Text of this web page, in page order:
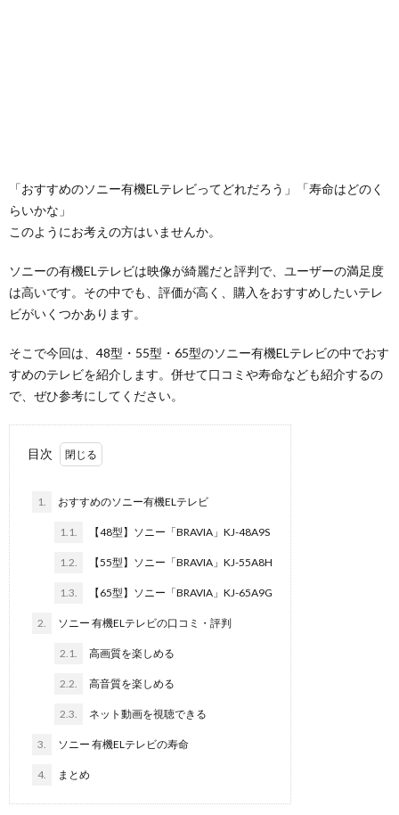
「おすすめのソニー有機ELテレビってどれだろう」「寿命はどのく
らいかな」
このようにお考えの方はいませんか。
ソニーの有機ELテレビは映像が綺麗だと評判で、ユーザーの満足度
は高いです。その中でも、評価が高く、購入をおすすめしたいテレ
ビがいくつかあります。
そこで今回は、48型・55型・65型のソニー有機ELテレビの中でおす
すめのテレビを紹介します。併せて口コミや寿命なども紹介するの
で、ぜひ参考にしてください。
目次
1. おすすめのソニー有機ELテレビ
1.1. 【48型】ソニー「BRAVIA」KJ-48A9S
1.2. 【55型】ソニー「BRAVIA」KJ-55A8H
1.3. 【65型】ソニー「BRAVIA」KJ-65A9G
2. ソニー 有機ELテレビの口コミ・評判
2.1. 高画質を楽しめる
2.2. 高音質を楽しめる
2.3. ネット動画を視聴できる
3. ソニー 有機ELテレビの寿命
4. まとめ